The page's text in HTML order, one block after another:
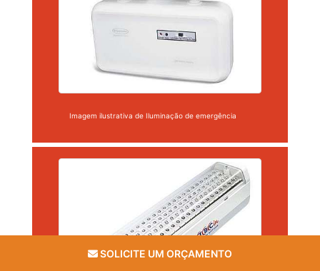
Imagem ilustrativa de Iluminação de emergência
SOLICITE UM ORÇAMENTO